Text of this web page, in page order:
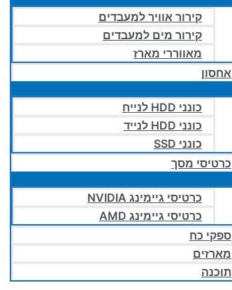
קירור אוויר למעבדים
קירור מים למעבדים
מאווררי מארז
אחסון
כונני HDD לנייח
כונני HDD לנייד
כונני SSD
כרטיסי מסך
כרטיסי גיימינג NVIDIA
כרטיסי גיימינג AMD
ספקי כח
מארזים
תוכנה